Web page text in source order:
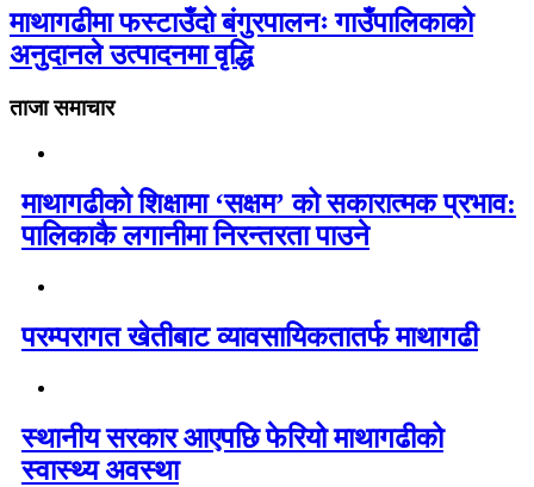
माथागढीमा फस्टाउँदो बंगुरपालनः गाउँपालिकाको
अनुदानले उत्पादनमा वृद्धि
ताजा समाचार
माथागढीको शिक्षामा ‘सक्षम’ को सकारात्मक प्रभाव:
पालिकाकै लगानीमा निरन्तरता पाउने
परम्परागत खेतीबाट व्यावसायिकतातर्फ माथागढी
स्थानीय सरकार आएपछि फेरियो माथागढीको
स्वास्थ्य अवस्था